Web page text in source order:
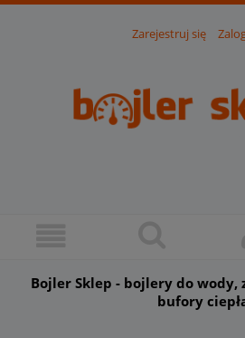
Zarejestruj się
Bojler Sklep - bojlery do
bufory